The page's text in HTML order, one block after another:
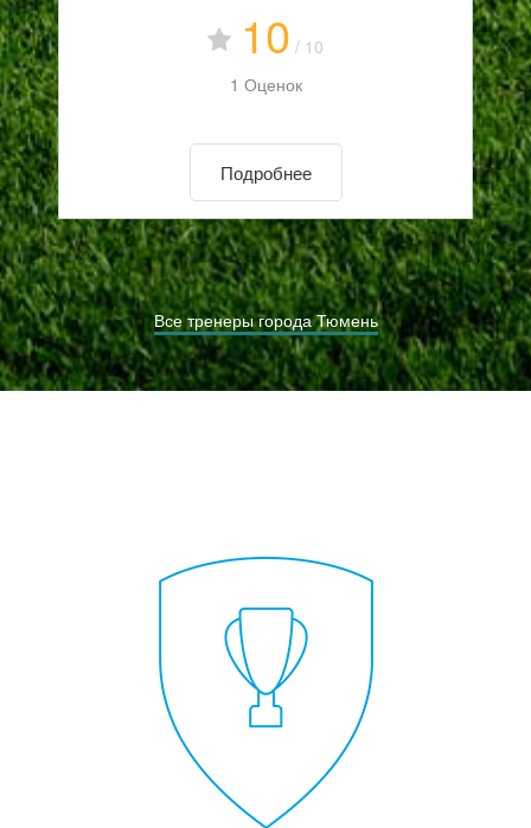
10 / 10
1 Оценок
Подробнее
Все тренеры города Тюмень